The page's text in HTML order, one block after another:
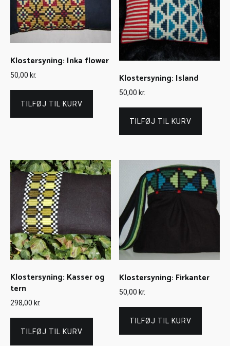
Klostersyning: Inka flower
50,00 kr.
TILFØJ TIL KURV
Klostersyning: Island
50,00 kr.
TILFØJ TIL KURV
Klostersyning: Kasser og
tern
298,00 kr.
TILFØJ TIL KURV
Klostersyning: Firkanter
50,00 kr.
TILFØJ TIL KURV